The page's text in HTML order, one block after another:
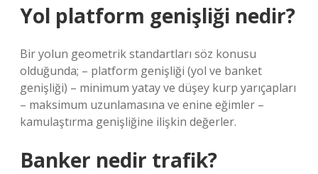
Yol platform genişliği nedir?
Bir yolun geometrik standartları söz konusu
olduğunda; – platform genişliği (yol ve banket
genişliği) – minimum yatay ve düşey kurp yarıçapları
– maksimum uzunlamasına ve enine eğimler –
kamulaştırma genişliğine ilişkin değerler.
Banker nedir trafik?